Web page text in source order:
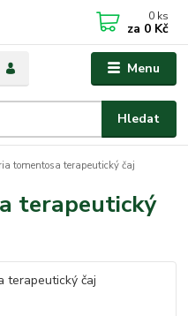
Menu
Hledat
0 ks
za 0 Kč
tomentosa terapeutický čaj
terapeutický